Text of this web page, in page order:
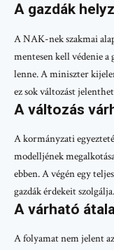
A gazdák
A NAK-nek szakmai
mentesen kell védenie a
lenne. A miniszter
ez sok változást
A változás
A kormányzati
modelljének
ebben. A végén egy
gazdák érdekeit szolgálja.
A várható
A folyamat nem jelent